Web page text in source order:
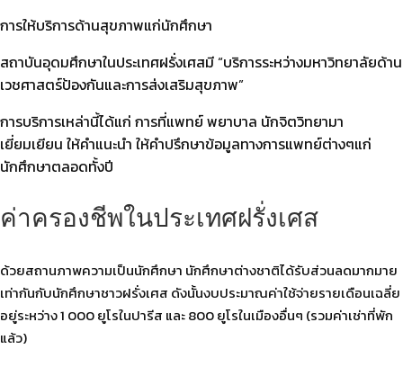
การให้บริการด้านสุขภาพแก่นักศึกษา
สถาบันอุดมศึกษาในประเทศฝรั่งเศสมี “บริการระหว่างมหาวิทยาลัยด้าน
เวชศาสตร์ป้องกันและการส่งเสริมสุขภาพ”
การบริการเหล่านี้ได้แก่ การที่แพทย์ พยาบาล นักจิตวิทยามา
เยี่ยมเยียน ให้คำแนะนำ ให้คำปรึกษาข้อมูลทางการแพทย์ต่างๆแก่
นักศึกษาตลอดทั้งปี
ค่าครองชีพในประเทศฝรั่งเศส
ด้วยสถานภาพความเป็นนักศึกษา นักศึกษาต่างชาติได้รับส่วนลดมากมาย
เท่ากันกับนักศึกษาชาวฝรั่งเศส ดังนั้นงบประมาณค่าใช้จ่ายรายเดือนเฉลี่ย
อยู่ระหว่าง 1 000 ยูโรในปารีส และ 800 ยูโรในเมืองอื่นๆ (รวมค่าเช่าที่พัก
แล้ว)